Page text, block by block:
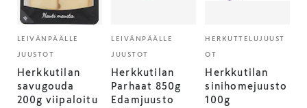
LEIVÄNPÄÄLLE
JUUSTOT
Herkkutilan
savugouda
200g viipaloitu
LEIVÄNPÄÄLLE
JUUSTOT
Herkkutilan
Parhaat 850g
Edamjuusto
HERKUTTELUJUUST
OT
Herkkutilan
sinihomejuusto
100g